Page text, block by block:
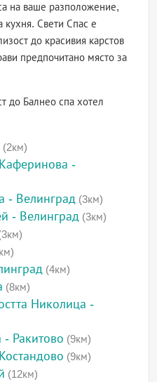
на ваше разположение,
кухня. Свети Спас е
до красивия карстов
предпочитано място за
до Балнео спа хотел
(2км)
-
- Велинград (3км)
- Велинград (3км)
(4км)
(8км)
Николица -
- Ракитово (9км)
(9км)
(12км)